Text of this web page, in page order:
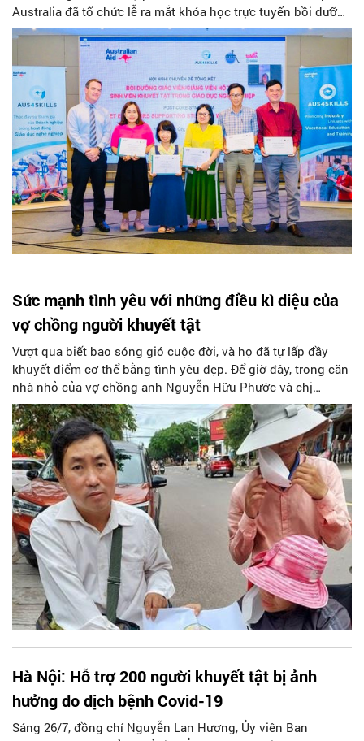
Australia đã tổ chức lễ ra mắt khóa học trực tuyến bồi dưỡng
giảng viên hỗ trợ sinh viên khuyết tật trong giáo dục nghề
Sức mạnh tình yêu với những điều kì diệu của
vợ chồng người khuyết tật
Vượt qua biết bao sóng gió cuộc đời, và họ đã tự lấp đầy
khuyết điểm cơ thể bằng tình yêu đẹp. Để giờ đây, trong căn
nhà nhỏ của vợ chồng anh Nguyễn Hữu Phước và chị
Nguyễn Thị Hồng Lan (cùng sinh năm 1971, trú tại thôn Kon
Tu 2- Xã Đăk bla - TP Kon Tum- Tỉnh Kon Tum) luôn tràn
ngập tiếng cười, sự ấm áp, tình yêu thương. Đó chính là một
điều kì diệu của vợ chồng anh chị.
Hà Nội: Hỗ trợ 200 người khuyết tật bị ảnh
hưởng do dịch bệnh Covid-19
Sáng 26/7, đồng chí Nguyễn Lan Hương, Ủy viên Ban